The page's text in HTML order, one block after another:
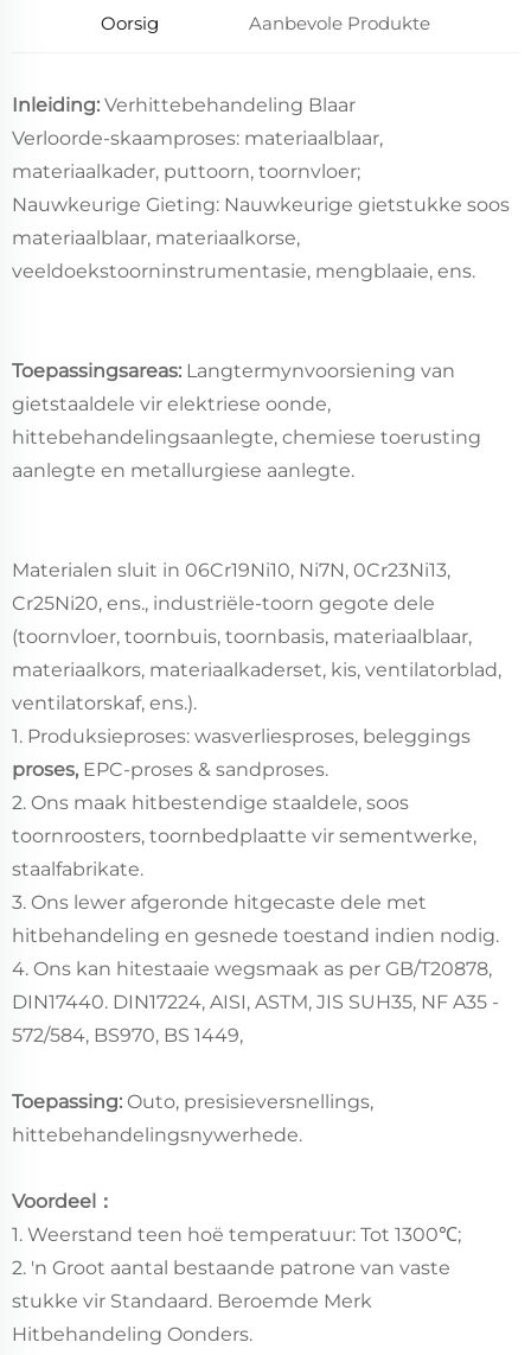
Oorsig Aanbevole Produkte
Inleiding: Verhittebehandeling Blaar
Verloorde-skaamproses: materiaalblaar,
materiaalkader, puttoorn, toornvloer;
Nauwkeurige Gieting: Nauwkeurige gietstukke soos
materiaalblaar, materiaalkorse,
veeldoekstoorninstrumentasie, mengblaaie, ens.
Toepassingsareas: Langtermynvoorsiening van
gietstaaldele vir elektriese oonde,
hittebehandelingsaanlegte, chemiese toerusting
aanlegte en metallurgiese aanlegte.
Materialen sluit in 06Cr19Ni10, Ni7N, 0Cr23Ni13,
Cr25Ni20, ens., industriële-toorn gegote dele
(toornvloer, toornbuis, toornbasis, materiaalblaar,
materiaalkors, materiaalkaderset, kis, ventilatorblad,
ventilatorskaf, ens.).
1. Produksieproses: wasverliesproses, beleggings
proses, EPC-proses & sandproses.
2. Ons maak hitbestendige staaldele, soos
toornroosters, toornbedplaatte vir sementwerke,
staalfabrikate.
3. Ons lewer afgeronde hitgecaste dele met
hitbehandeling en gesnede toestand indien nodig.
4. Ons kan hitestaaie wegsmaak as per GB/T20878,
DIN17440. DIN17224, AISI, ASTM, JIS SUH35, NF A35 -
572/584, BS970, BS 1449,
Toepassing: Outo, presisieversnellings,
hittebehandelingsnywerhede.
Voordeel：
1. Weerstand teen hoë temperatuur: Tot 1300℃;
2. 'n Groot aantal bestaande patrone van vaste
stukke vir Standaard. Beroemde Merk
Hitbehandeling Oonders.